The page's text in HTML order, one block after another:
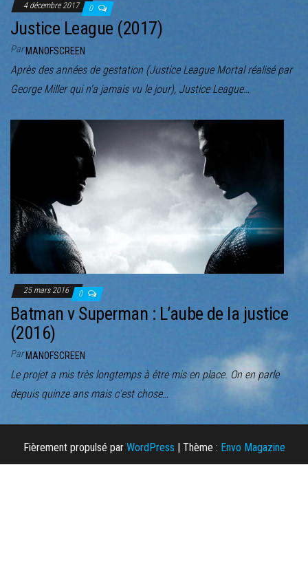
4 décembre 2017 0
Justice League (2017)
ParMANOFSCREEN
Après des années de gestation (Justice League Mortal réalisé par
George Miller qui n’a jamais vu le jour), Justice League…
25 mars 2016 0
Batman v Superman : L’aube de la justice
(2016)
ParMANOFSCREEN
Le projet a mis très longtemps à être mis en place. On en parle
depuis quinze ans mais c’est chose…
Fièrement propulsé par WordPress | Thème : Envo Magazine